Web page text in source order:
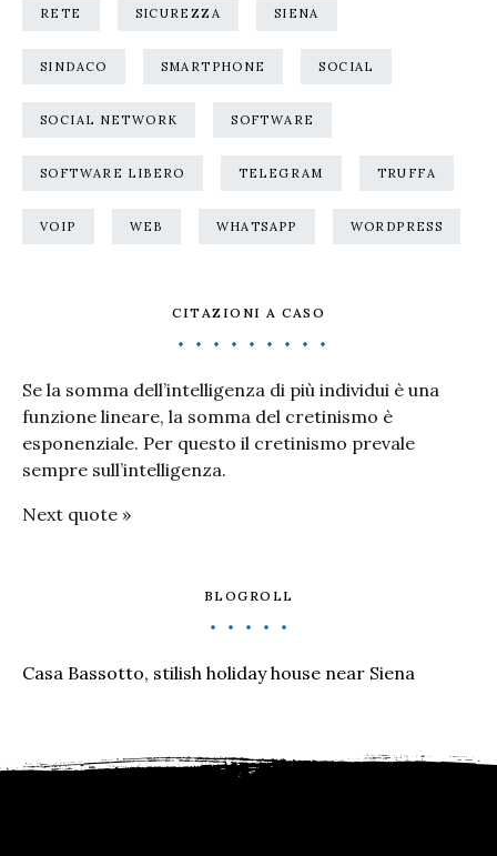
RETE SICUREZZA SIENA
SINDACO SMARTPHONE SOCIAL
SOCIAL NETWORK SOFTWARE
SOFTWARE LIBERO TELEGRAM TRUFFA
VOIP WEB WHATSAPP WORDPRESS
CITAZIONI A CASO
Se la somma dell’intelligenza di più individui è una
funzione lineare, la somma del cretinismo è
esponenziale. Per questo il cretinismo prevale
sempre sull’intelligenza.
Next quote »
BLOGROLL
Casa Bassotto, stilish holiday house near Siena